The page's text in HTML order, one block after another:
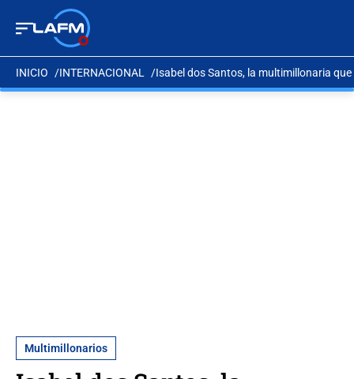
INICIO INTERNACIONAL Isabel dos Santos, la multimillonaria
Multimillonarios